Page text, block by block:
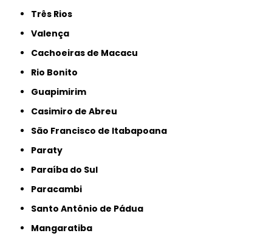
Três Rios
Valença
Cachoeiras de Macacu
Rio Bonito
Guapimirim
Casimiro de Abreu
São Francisco de Itabapoana
Paraty
Paraíba do Sul
Paracambi
Santo Antônio de Pádua
Mangaratiba